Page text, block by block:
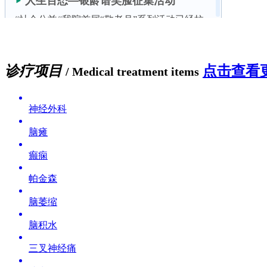
诊疗项目 / Medical treatment items 点击查看
神经外科
脑瘫
癫痫
帕金森
脑萎缩
脑积水
三叉神经痛